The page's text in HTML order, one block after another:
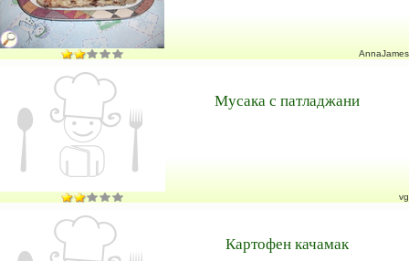
AnnaJames
Мусака с патладжани
vg
Картофен качамак